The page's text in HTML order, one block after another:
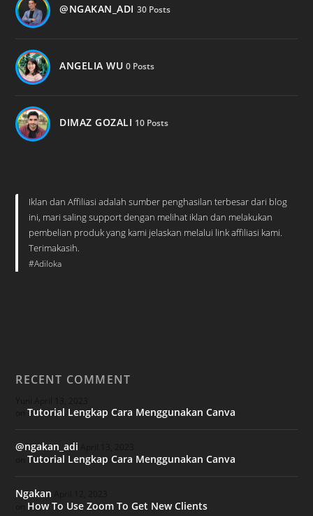
@NGAKAN_ADI 30 Posts
ANGELIA WU 0 Posts
DIMAZ GOZALI 10 Posts
Iklan dan Affiliasi adalah sumber penghasilan terbesar dari blog
ini, mari saling support dengan melihat iklan dan melakukan
pembelian produk yang kami jelaskan melalui link affiliasi kami.
Terimakasih.
#Adiloka
RECENT COMMENT
onTutorial Lengkap Cara Menggunakan Canva
@ngakan_adi
onTutorial Lengkap Cara Menggunakan Canva
Ngakan
How To Use Zoom To Get New Clients